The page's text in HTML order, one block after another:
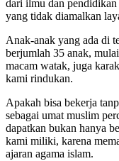
dari ilmu dan
yang tidak diamalkan
Anak-anak yang ada di
berjumlah 35 anak,
macam watak, juga
kami rindukan.
Apakah bisa bekerja
sebagai umat muslim
dapatkan bukan hanya
kami miliki, karena
ajaran agama islam.